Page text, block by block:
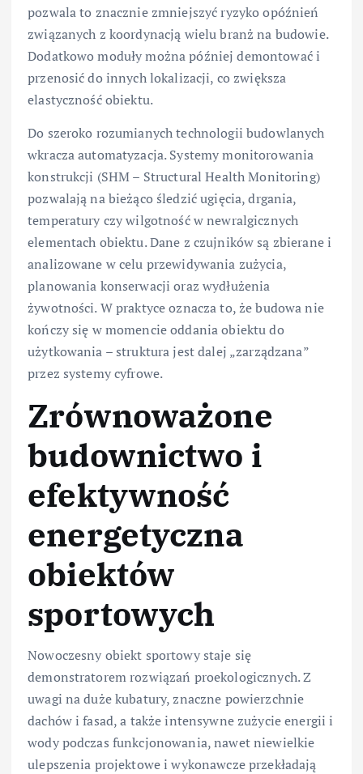
pozwala to znacznie zmniejszyć ryzyko opóźnień
związanych z koordynacją wielu branż na budowie.
Dodatkowo moduły można później demontować i
przenosić do innych lokalizacji, co zwiększa
elastyczność obiektu.
Do szeroko rozumianych technologii budowlanych
wkracza automatyzacja. Systemy monitorowania
konstrukcji (SHM – Structural Health Monitoring)
pozwalają na bieżąco śledzić ugięcia, drgania,
temperatury czy wilgotność w newralgicznych
elementach obiektu. Dane z czujników są zbierane i
analizowane w celu przewidywania zużycia,
planowania konserwacji oraz wydłużenia
żywotności. W praktyce oznacza to, że budowa nie
kończy się w momencie oddania obiektu do
użytkowania – struktura jest dalej „zarządzana”
przez systemy cyfrowe.
Zrównoważone
budownictwo i
efektywność
energetyczna
obiektów
sportowych
Nowoczesny obiekt sportowy staje się
demonstratorem rozwiązań proekologicznych. Z
uwagi na duże kubatury, znaczne powierzchnie
dachów i fasad, a także intensywne zużycie energii i
wody podczas funkcjonowania, nawet niewielkie
ulepszenia projektowe i wykonawcze przekładają